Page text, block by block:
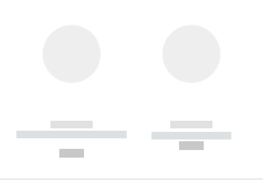
------------
----------- ----------- --------
------------
----------- -----------